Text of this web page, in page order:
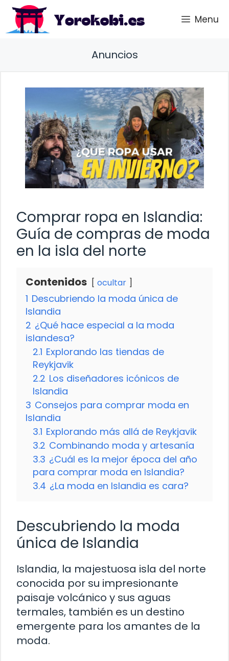
Saltar
contenido
Menu
Anuncios
Comprar ropa en Islandia:
Guía de compras de moda
en la isla del norte
Contenidos ocultar
1 Descubriendo la moda única de
Islandia
2 ¿Qué hace especial a la moda
islandesa?
2.1 Explorando las tiendas de
Reykjavik
2.2 Los diseñadores icónicos de
Islandia
3 Consejos para comprar moda en
Islandia
3.1 Explorando más allá de Reykjavik
3.2 Combinando moda y artesanía
3.3 ¿Cuál es la mejor época del año
para comprar moda en Islandia?
3.4 ¿La moda en Islandia es cara?
Descubriendo la moda
única de Islandia
Islandia, la majestuosa isla del norte
conocida por su impresionante
paisaje volcánico y sus aguas
termales, también es un destino
emergente para los amantes de la
moda.